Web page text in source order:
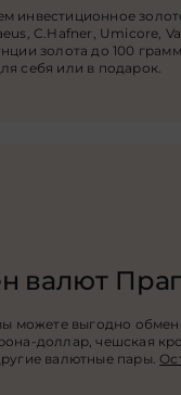
инвестиционное
C.Hafner, Umicore,
золота до 100
себя или в подарок.
валют
можете выгодно
доллар, чешская
валютные пары.